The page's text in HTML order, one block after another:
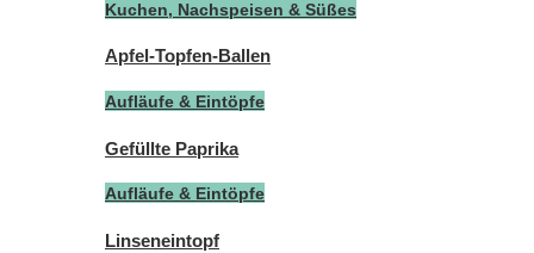
Kuchen, Nachspeisen & Süßes
Apfel-Topfen-Ballen
Aufläufe & Eintöpfe
Gefüllte Paprika
Aufläufe & Eintöpfe
Linseneintopf